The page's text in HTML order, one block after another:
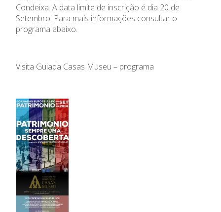
Contas
Comissão Executiva
Condeixa. A data limite de inscrição é dia 20 de
Setembro. Para mais informações consultar o
programa abaixo.
Visita Guiada Casas Museu – programa